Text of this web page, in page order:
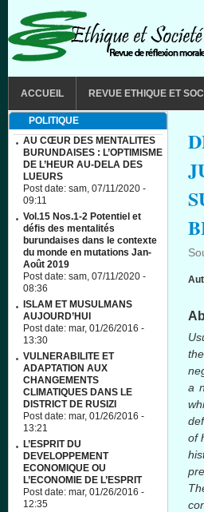
ACCUEIL REVUE ETHIQUE ET
a
of
POLITIQUE
AU CŒUR DES MENTALITES
BURUNDAISES : L’OPTIMISME
DE L’HEUR AU-DELA DES
LUEURS
Post date: sam, 07/11/2020 -
09:11
Vol.15 Nos.1-2 Potentiel et
défis des mentalités
burundaises dans le contexte
du monde en mutations Jan-
Août 2019
Post date: sam, 07/11/2020 -
08:36
ISLAM ET MUSULMANS
AUJOURD’HUI
Post date: mar, 01/26/2016 -
13:30
VULNERABILITE ET
ADAPTATION AUX
CHANGEMENTS
CLIMATIQUES DANS LE
DISTRICT DE RUSIZI
Post date: mar, 01/26/2016 -
13:21
L’ESPRIT DU
DEVELOPPEMENT
ECONOMIQUE OU
L’ECONOMIE DE L’ESPRIT
Post date: mar, 01/26/2016 -
12:35